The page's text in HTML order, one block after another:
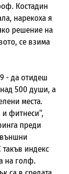
Костадин
нарекоха я
решение на
се взима
- да отидеш
500 души, а
места.
фитнеси“,
преди
индекс
на голф.